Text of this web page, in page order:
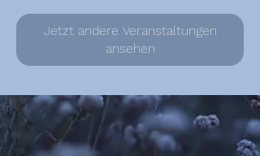
Jetzt andere Veranstaltungen
ansehen